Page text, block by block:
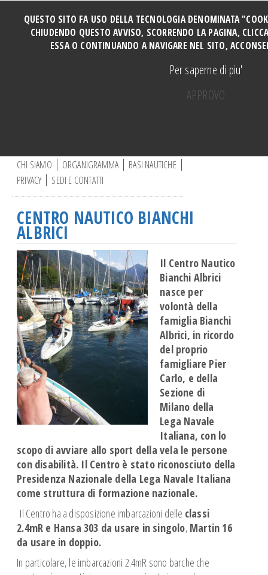
r
.
CHI SIAMO ORGANIGRAMMA
BASI NAUTICHE
PRIVACY
SEDI E CONTATTI
Manovre a motore base DERVIO
Vela ragazzi
CORSO CATAMARANO
Canoa
Vela e disabili
Corsi Meteo
Corso GMDSS-SRC
SICUREZZA WS OSR 6.01
CORSO NAVIGAZIONE ASTRONOMICA
PATENTE NAUTICA
CONFERENZE
SQUADRA AGONISTICA
SCUOLE
Giornata del Mare
REGATE
NEWS
ISTRUTTORI
I nostri Istruttori
Documenti Istruttori
Spazio Istruttori Canoa
Spazio Istruttori Vela
CENTRO NAUTICO BIANCHI
ALBRICI
Il Centro Nautico
Bianchi Albrici
nasce per
volontà della
famiglia Bianchi
Albrici, in ricordo
del proprio
famigliare Pier
Carlo, e della
Sezione di
Milano della
Lega Navale
Italiana, con lo
scopo di avviare allo sport della vela le persone
con disabilità. Il Centro è stato riconosciuto della
Presidenza Nazionale della Lega Navale Italiana
come struttura di formazione nazionale.
Il Centro ha a disposizione imbarcazioni delle classi
2.4mR e Hansa 303 da usare in singolo, Martin 16
da usare in doppio.
In particolare, le imbarcazioni 2.4mR sono barche che
QUESTO SITO FA USO DELLA TECNOLOGIA DENOMINATA
CHIUDENDO QUESTO AVVISO, SCORRENDO LA PAGINA,
ESSA O CONTINUANDO A NAVIGARE NEL SITO,
Per saperne di piu'
APPROVO